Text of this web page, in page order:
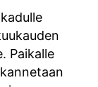
Paikalle